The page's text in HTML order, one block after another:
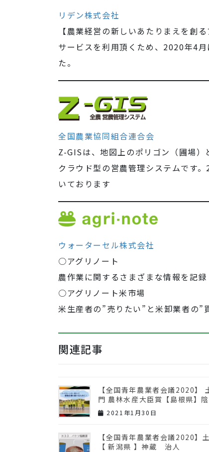
リデン株式会社
【農業経営の新しいあたりまえを創
サービスを利用頂くため、2020年4
た。
全国農業協同組合連合会
Z-GISは、地図上のポリゴン（圃場
クラウド型の営農管理システムです
いております
ウォーターセル株式会社
○アグリノート
農作業に関するさまざまな情報を記
○アグリノート米市場
米生産者の”売りたい”と米卸業者の
関連記事
【全国青年農業者会議2020】
門 農林水産大臣賞【島根県】
2021年1月30日
【全国青年農業者会議2020】
【 新潟県 】神蔵 治人